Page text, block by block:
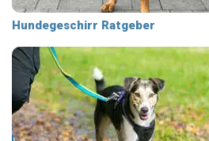
Hundegeschirr Ratgeber